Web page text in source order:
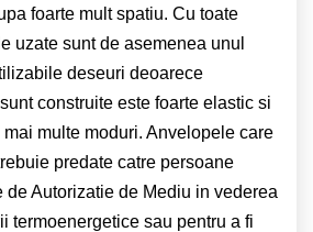
foarte mult spatiu. Cu toate
uzate sunt de asemenea unul
deseuri deoarece
construite este foarte elastic si
multe moduri. Anvelopele care
predate catre persoane
de Autorizatie de Mediu in vederea
termoenergetice sau pentru a fi